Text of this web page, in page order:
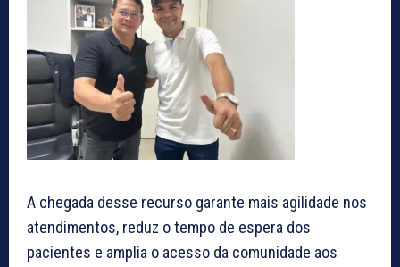
A chegada desse recurso garante mais agilidade nos
atendimentos, reduz o tempo de espera dos
pacientes e amplia o acesso da comunidade aos